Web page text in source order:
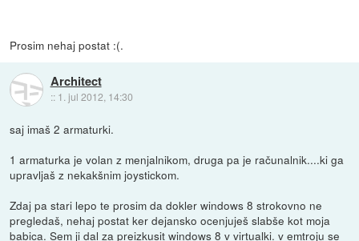
Prosim nehaj postat :(.
Architect
:: 1. jul 2012, 14:30
saj imaš 2 armaturki.
1 armaturka je volan z menjalnikom, druga pa je računalnik....ki ga
upravljaš z nekakšnim joystickom.
Zdaj pa stari lepo te prosim da dokler windows 8 strokovno ne
pregledaš, nehaj postat ker dejansko ocenjuješ slabše kot moja
babica. Sem ji dal za preizkusit windows 8 v virtualki. v emtroju se